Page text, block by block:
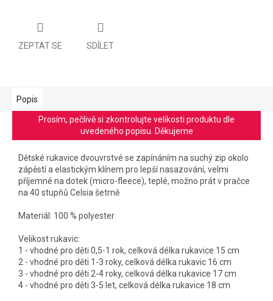
ZEPTAT SE SDÍLET
Popis
Prosím, pečlivě si zkontrolujte velikosti produktu dle
uvedeného popisu. Děkujeme
Dětské rukavice dvouvrstvé se zapínáním na suchý zip okolo
zápěstí a elastickým klínem pro lepší nasazování, velmi
příjemné na dotek (micro-fleece), teplé, možno prát v pračce
na 40 stupňů Celsia šetrně
Materiál: 100 % polyester
Velikost rukavic:
1 - vhodné pro děti 0,5-1 rok, celková délka rukavice 15 cm
2 - vhodné pro děti 1-3 roky, celková délka rukavic 16 cm
3 - vhodné pro děti 2-4 roky, celková délka rukavice 17 cm
4 - vhodné pro děti 3-5 let, celková délka rukavice 18 cm